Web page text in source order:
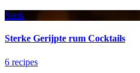
Sterk
Sterke Gerijpte rum Cocktails
6 recipes